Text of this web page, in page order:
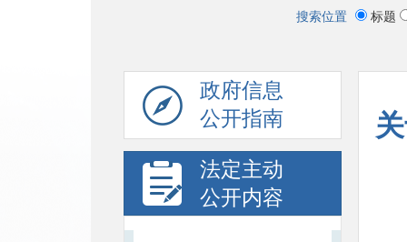
搜索位置 标题
政府信息
公开指南
法定主动
公开内容